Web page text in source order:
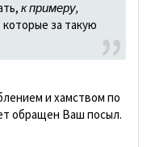
к примеру,
за такую
и хамством по
обращен Ваш посыл.